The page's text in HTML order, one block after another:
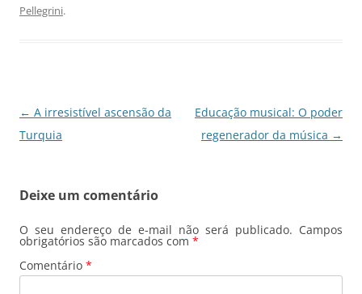
b
Pellegrini.
Navegação
de
← A irresistível ascensão da
Turquia
Educação musical: O poder
regenerador da música →
Deixe um comentário
O seu endereço de e-mail não será publicado. Campos
obrigatórios são marcados com *
Comentário *